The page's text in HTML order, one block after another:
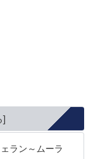
ラン～ムーラ